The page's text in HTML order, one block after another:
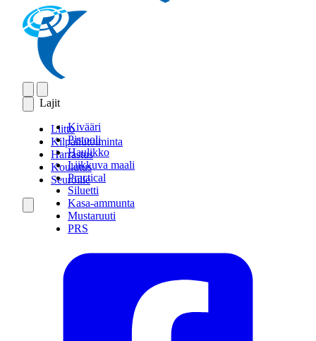
Lajit
Kivääri
Pistooli
Haulikko
Liikkuva maali
Practical
Siluetti
Kasa-ammunta
Mustaruuti
PRS
Liitto
Kilpailutoiminta
Harrastus
Koulutus
Seuroille